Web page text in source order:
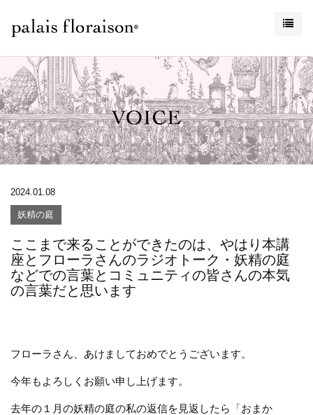
2024.01.08
妖精の庭
ここまで来ることができたのは、やはり本講
座とフローラさんのラジオトーク・妖精の庭
などでの言葉とコミュニティの皆さんの本気
の言葉だと思います
フローラさん、あけましておめでとうございます。
今年もよろしくお願い申し上げます。
去年の１月の妖精の庭の私の返信を見返したら「おまか